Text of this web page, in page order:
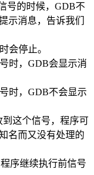
号的时候，GDB不
示消息，告诉我们
会停止。
时，GDB会显示消
时，GDB不会显示
到这个信号，程序可
名而又没有处理的
序继续执行前信号